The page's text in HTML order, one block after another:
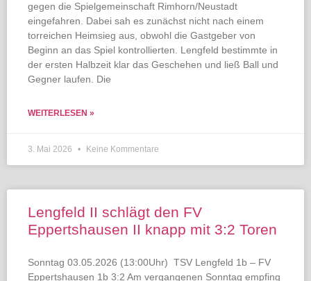
gegen die Spielgemeinschaft Rimhorn/Neustadt
eingefahren. Dabei sah es zunächst nicht nach einem
torreichen Heimsieg aus, obwohl die Gastgeber von
Beginn an das Spiel kontrollierten. Lengfeld bestimmte in
der ersten Halbzeit klar das Geschehen und ließ Ball und
Gegner laufen. Die
WEITERLESEN »
3. Mai 2026 Keine Kommentare
Lengfeld II schlägt den FV
Eppertshausen II knapp mit 3:2 Toren
Sonntag 03.05.2026 (13:00Uhr) TSV Lengfeld 1b – FV
Eppertshausen 1b 3:2 Am vergangenen Sonntag empfing